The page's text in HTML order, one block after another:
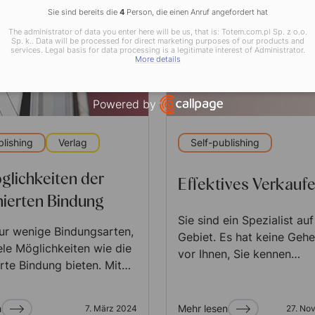
Verlag
der
Bindung
wenige Bindungsarten,
Möglichkeiten wie die
Bindung bieten. Mit…
7. März 2024
Self-publishing
Effektives
Sie sind ein Spezialist
Gebiet. Es hat keine
vor Ihnen, Sie kennen…
Mehr lesen 27.
Sie sind bereits die 4Person, die einen Anruf angefordert hat
The administrator of data you enter here will be us, that is: Totem.com.pl Sp. z o.o.
Sp. k.. Data will be processed for direct marketing purposes of our products and
services. Legal basis for data processing is a legitimate interest of Administrator.
More details
Powered by